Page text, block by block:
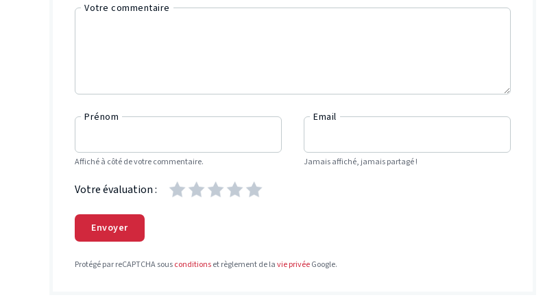
Votre commentaire
Prénom
Affiché à côté de votre commentaire.
Email
Jamais affiché, jamais partagé !
Votre évaluation :
Envoyer
Protégé par reCAPTCHA sousconditionset règlement de lavie privéeGoogle.